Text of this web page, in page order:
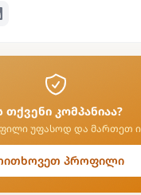
თქვენი კომპანიაა?
უფასოდ და მართეთ
პროფილი